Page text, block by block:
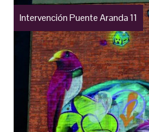
Intervención Puente Aranda 11